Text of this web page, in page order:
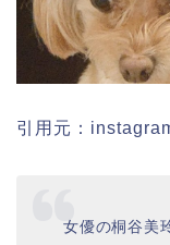
引用元：
女優の桐谷美